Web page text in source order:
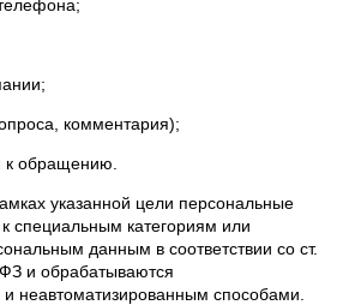
комментария);
обращению.
указанной цели персональные
специальным категориям или
данным в соответствии со ст.
и обрабатываются
неавтоматизированным способами.